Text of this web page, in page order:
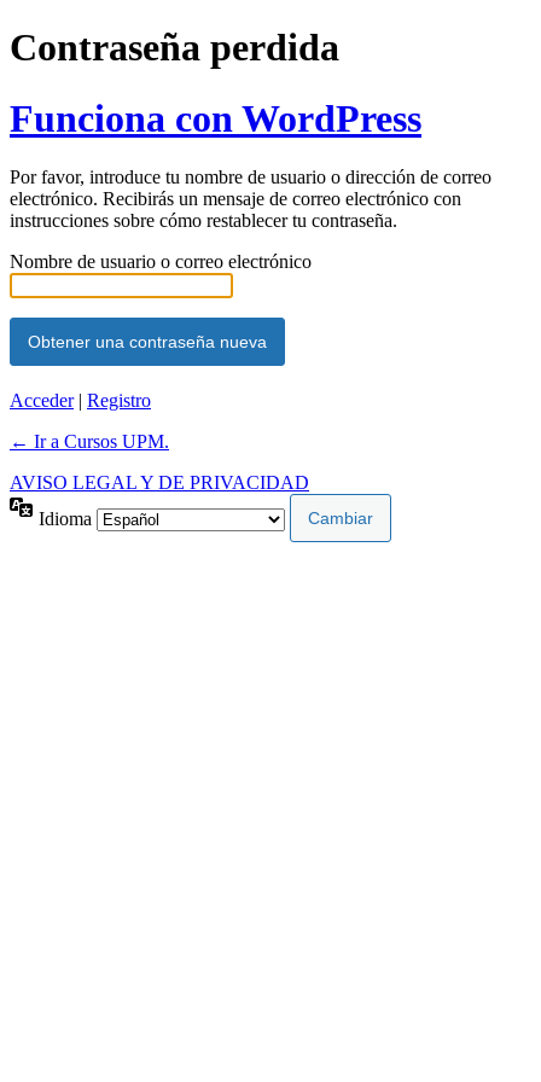
Contraseña perdida
Funciona con WordPress
Por favor, introduce tu nombre de usuario o dirección de correo
electrónico. Recibirás un mensaje de correo electrónico con
instrucciones sobre cómo restablecer tu contraseña.
Nombre de usuario o correo electrónico
Acceder| Registro
← Ir a Cursos UPM.
AVISO LEGAL Y DE PRIVACIDAD
Idioma